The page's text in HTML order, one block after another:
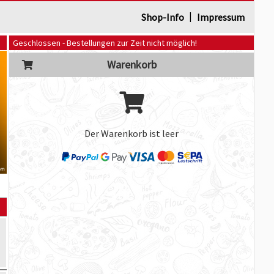
Shop-Info | Impressum
Geschlossen - Bestellungen zur Zeit nicht möglich!
Warenkorb
Der Warenkorb ist leer